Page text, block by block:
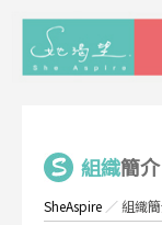
組織簡介
SheAspire ／組織